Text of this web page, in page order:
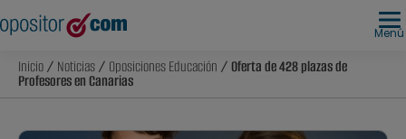
Menú
Inicio/ Noticias/ Oposiciones Educación / Oferta de 428 plazas de
Profesores en Canarias